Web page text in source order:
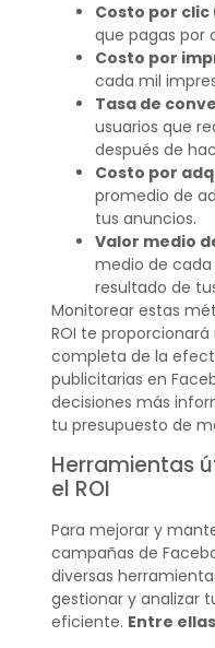
Costo por clic
que pagas por
Costo por
cada mil
Tasa de
usuarios que
después de
Costo por
promedio de
tus anuncios.
Valor medio
medio de
resultado de
Monitorear estas
ROI te
completa de la
publicitarias en
decisiones más
tu presupuesto de
Herramientas
el ROI
Para mejorar y
campañas de
diversas
gestionar y analizar
eficiente. Entre